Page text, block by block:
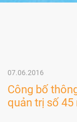
07.06.2016
Công bố
quản trị số 45